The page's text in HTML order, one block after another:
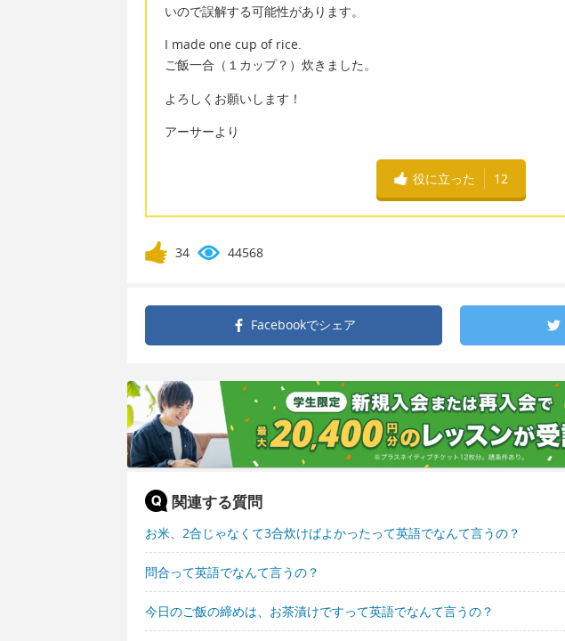
いので誤解する可能性があります。
I made one cup of rice.
ご飯一合（１カップ？）炊きました。
よろしくお願いします！
アーサーより
役に立った 12
34 44568
Facebookでシェア
関連する質問
お米、2合じゃなくて3合炊けばよかったって英語でなんて言うの？
問合って英語でなんて言うの？
今日のご飯の締めは、お茶漬けですって英語でなんて言うの？